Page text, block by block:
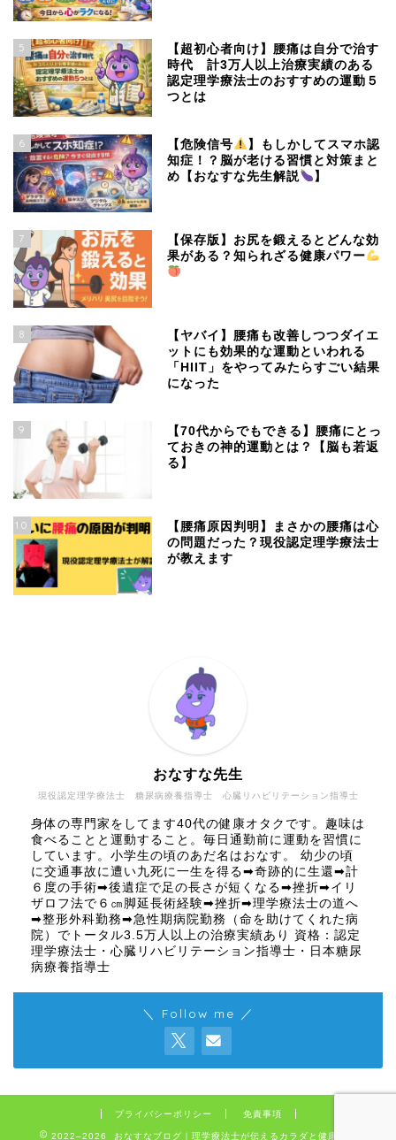
5
【超初心者向け】腰痛は自分で治す
時代 計3万人以上治療実績のある
認定理学療法士のおすすめの運動５
つとは
6 【危険信号
】もしかしてスマホ認
知症！？脳が老ける習慣と対策まと
め【おなすな先生解説
】
7
【保存版】お尻を鍛えるとどんな効
果がある？知られざる健康パワー
8
【ヤバイ】腰痛も改善しつつダイエ
ットにも効果的な運動といわれる
「HIIT」をやってみたらすごい結果
になった
9
【70代からでもできる】腰痛にとっ
ておきの神的運動とは？【脳も若返
る】
10
【腰痛原因判明】まさかの腰痛は心
の問題だった？現役認定理学療法士
が教えます
現役認定理学療法士 糖尿病療養指導士 心臓リハビリテーション指導士
おなすな先生
身体の専門家をしてます40代の健康オタクです。趣味は
食べることと運動すること。毎日通勤前に運動を習慣に
しています。小学生の頃のあだ名はおなす。 幼少の頃
に交通事故に遭い九死に一生を得る➡奇跡的に生還➡計
６度の手術➡後遺症で足の長さが短くなる➡挫折➡イリ
ザロフ法で６㎝脚延長術経験➡挫折➡理学療法士の道へ
➡整形外科勤務➡急性期病院勤務（命を助けてくれた病
院）でトータル3.5万人以上の治療実績あり 資格：認定
理学療法士・心臓リハビリテーション指導士・日本糖尿
病療養指導士
＼ Follow me ／
プライバシーポリシー 免責事項
2022–2026 おなすなブログ｜理学療法士が伝えるカラダと健康の話